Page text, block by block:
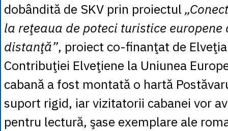
dobândită de SKV prin proiectul
la reţeaua de poteci turistice europene
distanţă”, proiect co-finanţat de
Contribuţiei Elveţiene la Uniunea
cabană a fost montată o hartă
suport rigid, iar vizitatorii cabanei vor
pentru lectură, şase exemplare ale